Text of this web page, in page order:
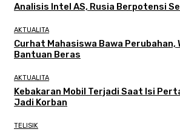
Analisis Intel AS, Rusia Berpotensi
AKTUALITA
Curhat Mahasiswa Bawa Perubahan,
Bantuan Beras
AKTUALITA
Kebakaran Mobil Terjadi Saat Isi
Jadi Korban
TELISIK